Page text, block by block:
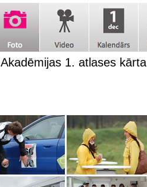
1. atlases kārta